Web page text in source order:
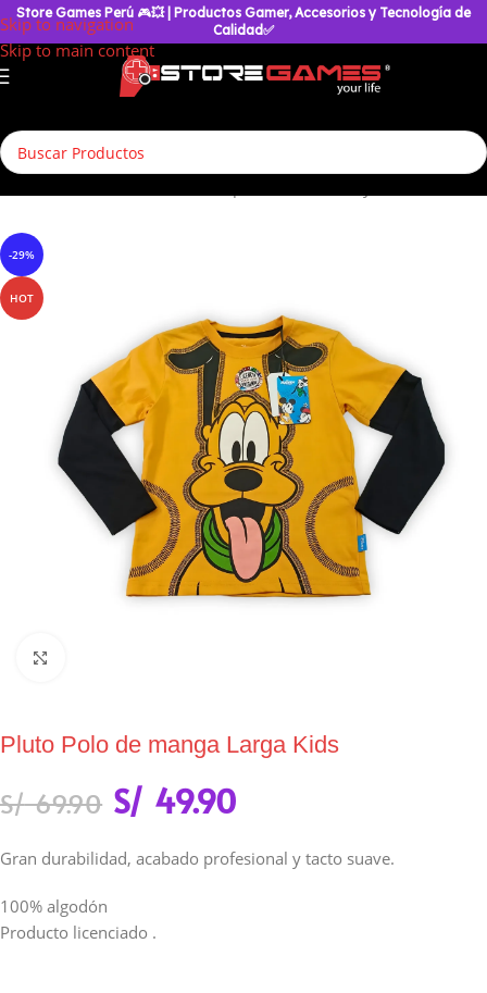
Skip to navigation
Skip to main content
Store Games Perú 🎮💥
| Productos Gamer, Accesorios y Tecnología de
Calidad✅
-29%
HOT
Pluto Polo de manga Larga Kids
S/69.90 S/ 49.90
Gran durabilidad, acabado profesional y tacto suave.
100% algodón
Producto licenciado .